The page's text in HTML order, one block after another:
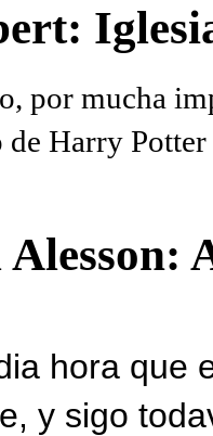
por mucha
de Harry
hora que
y sigo